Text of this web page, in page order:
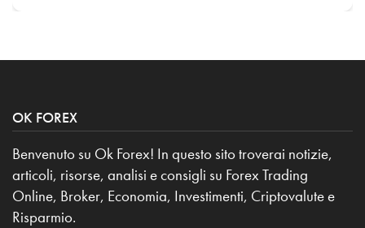
OK FOREX
Benvenuto su Ok Forex! In questo sito troverai notizie,
articoli, risorse, analisi e consigli su Forex Trading
Online, Broker, Economia, Investimenti, Criptovalute e
Risparmio.